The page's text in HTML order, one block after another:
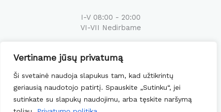
Vertiname jūsų privatumą
Ši svetainė naudoja slapukus tam, kad užtikrintų
geriausią naudotojo patirtį. Spauskite „Sutinku“, jei
sutinkate su slapukų naudojimu, arba tęskite naršymą
I-V 08:00 - 20:00
VI-VII Nedirbame
Susisiekime
F
a
c
e
b
o
o
I
n
s
t
a
g
E
n
v
e
l
o